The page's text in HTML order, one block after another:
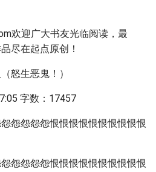
欢迎广大书友光临阅读，最
尽在起点原创！
怒生恶鬼！）
字数：17457
怨怨怨怨恨恨恨恨恨恨恨恨恨恨
怨怨怨怨恨恨恨恨恨恨恨恨恨恨